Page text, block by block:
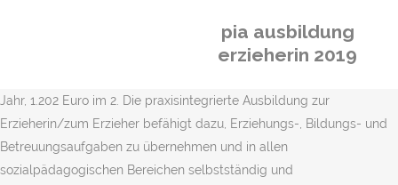
pia ausbildung
erzieherin 2019
Jahr, 1.202 Euro im 2. Die praxisintegrierte Ausbildung zur
Erzieherin/zum Erzieher befähigt dazu, Erziehungs-, Bildungs- und
Betreuungsaufgaben zu übernehmen und in allen
sozialpädagogischen Bereichen selbstständig und